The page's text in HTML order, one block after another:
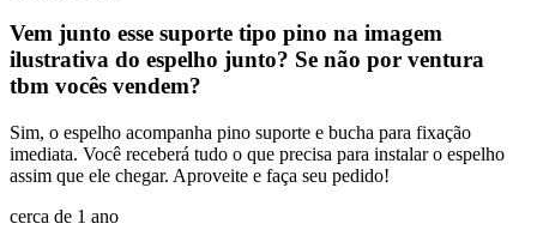
Vem junto esse suporte tipo pino na imagem
ilustrativa do espelho junto? Se não por ventura
tbm vocês vendem?
Sim, o espelho acompanha pino suporte e bucha para fixação
imediata. Você receberá tudo o que precisa para instalar o espelho
assim que ele chegar. Aproveite e faça seu pedido!
cerca de 1 ano